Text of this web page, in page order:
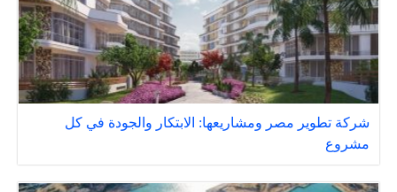
شركة تطوير مصر ومشاريعها: الابتكار والجودة في كل
مشروع